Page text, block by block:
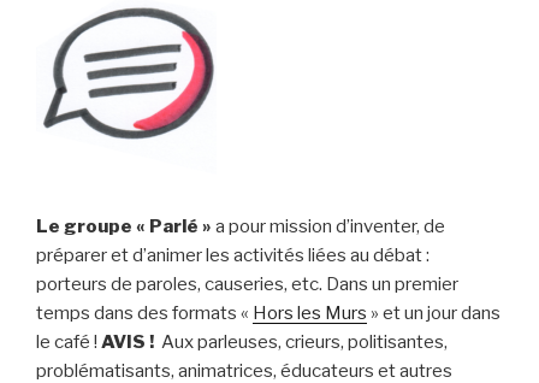
Le groupe « Parlé » a pour mission d’inventer, de
préparer et d’animer les activités liées au débat :
porteurs de paroles, causeries, etc. Dans un premier
temps dans des formats « Hors les Murs » et un jour dans
le café ! AVIS ! Aux parleuses, crieurs, politisantes,
problématisants, animatrices, éducateurs et autres